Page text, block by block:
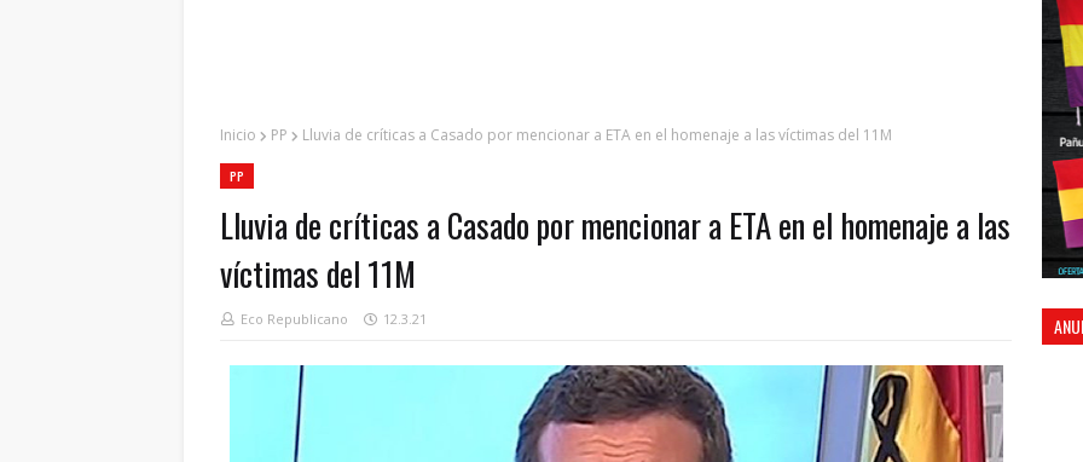
Inicio PP Lluvia de críticas a Casado por mencionar a ETA en el homenaje a las víctimas del 11M
PP
Lluvia de críticas a Casado por mencionar a ETA en el homenaje a las
víctimas del 11M
Eco Republicano 12.3.21